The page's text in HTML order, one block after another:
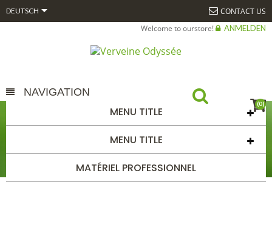
DEUTSCH
CONTACT US
Welcome to ourstore!
ANMELDEN
(0)
NAVIGATION
MENU TITLE
MENU TITLE
MATÉRIEL PROFESSIONNEL
BRUYÈRE BIO*50ML
ALPHAGEM GEMMOTHÉRAPIE
AUTRES
BOURGEONS UNITAIRES 50ML BIO*
BRUYÈRE BIO*50ML